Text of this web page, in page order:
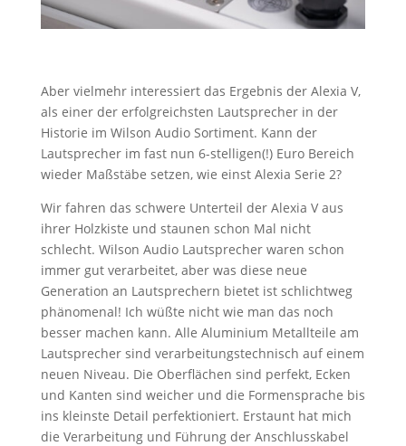
Aber vielmehr interessiert das Ergebnis der Alexia V,
als einer der erfolgreichsten Lautsprecher in der
Historie im Wilson Audio Sortiment. Kann der
Lautsprecher im fast nun 6-stelligen(!) Euro Bereich
wieder Maßstäbe setzen, wie einst Alexia Serie 2?
Wir fahren das schwere Unterteil der Alexia V aus
ihrer Holzkiste und staunen schon Mal nicht
schlecht. Wilson Audio Lautsprecher waren schon
immer gut verarbeitet, aber was diese neue
Generation an Lautsprechern bietet ist schlichtweg
phänomenal! Ich wüßte nicht wie man das noch
besser machen kann. Alle Aluminium Metallteile am
Lautsprecher sind verarbeitungstechnisch auf einem
neuen Niveau. Die Oberflächen sind perfekt, Ecken
und Kanten sind weicher und die Formensprache bis
ins kleinste Detail perfektioniert. Erstaunt hat mich
die Verarbeitung und Führung der Anschlusskabel